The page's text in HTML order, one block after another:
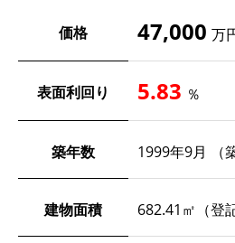
価格 47,000 万
表面利回り 5.83 ％
築年数 1999年9月 （
建物面積 682.41㎡（登